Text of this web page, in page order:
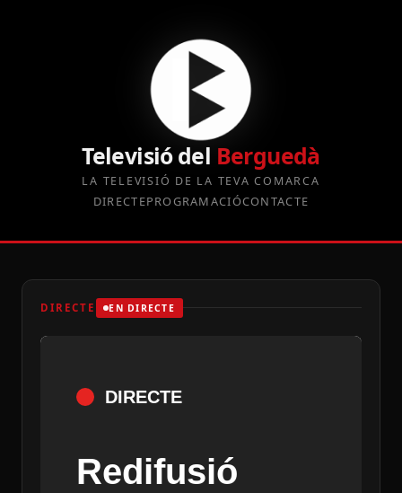
Televisió del Berguedà
LA TELEVISIÓ DE LA TEVA COMARCA
DIRECTEPROGRAMACIÓCONTACTE
DIRECTE EN DIRECTE
DIRECTE
Redifusió